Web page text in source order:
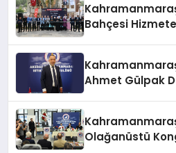
Bahçesi Hizmete
Ahmet Gülpak
Olağanüstü